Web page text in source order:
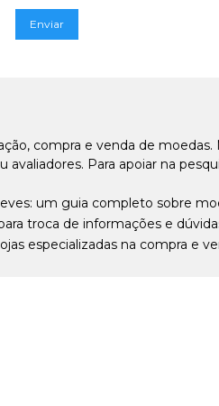
compra e venda de
Para apoiar na
um guia completo sobre
troca de informações e
especializadas na compra e